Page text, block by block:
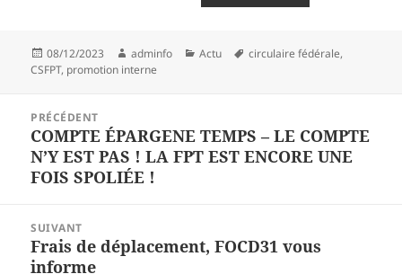
Publié
le
08/12/2023 Auteur
adminfo Catégories
Actu
Mots-
circulaire fédérale,
CSFPT, promotion interne
l’article
PRÉCÉDENT
Article
précédent :
COMPTE ÉPARGENE TEMPS – LE COMPTE
N’Y EST PAS ! LA FPT EST ENCORE UNE
FOIS SPOLIÉE !
SUIVANT
Article
suivant :
Frais de déplacement, FOCD31 vous
informe